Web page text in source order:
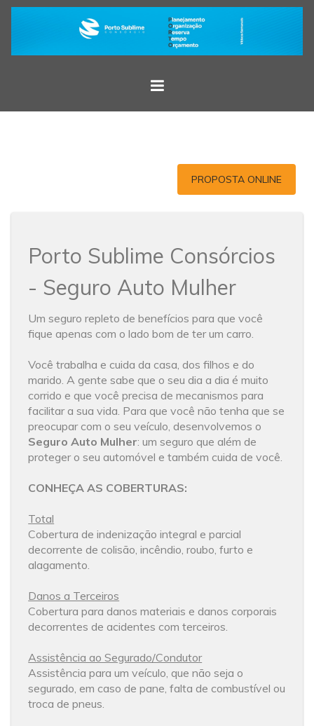
PROPOSTA ONLINE
Porto Sublime Consórcios
- Seguro Auto Mulher
Um seguro repleto de benefícios para que você
fique apenas com o lado bom de ter um carro.
Você trabalha e cuida da casa, dos filhos e do
marido. A gente sabe que o seu dia a dia é muito
corrido e que você precisa de mecanismos para
facilitar a sua vida. Para que você não tenha que se
preocupar com o seu veículo, desenvolvemos o
Seguro Auto Mulher: um seguro que além de
proteger o seu automóvel e também cuida de você.
CONHEÇA AS COBERTURAS:
Total
Cobertura de indenização integral e parcial
decorrente de colisão, incêndio, roubo, furto e
alagamento.
Danos a Terceiros
Cobertura para danos materiais e danos corporais
decorrentes de acidentes com terceiros.
Assistência ao Segurado/Condutor
Assistência para um veículo, que não seja o
segurado, em caso de pane, falta de combustível ou
troca de pneus.